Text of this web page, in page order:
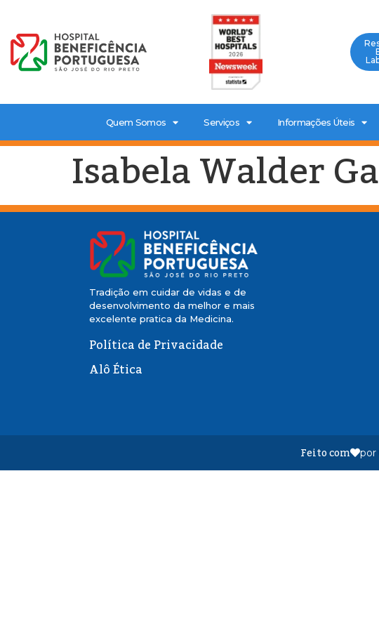
Quem Somos Serviços Informações Úteis
Isabela Walder
Tradição em cuidar de vidas e de
desenvolvimento da melhor e mais
excelente pratica da Medicina.
Política de Privacidade
Alô Ética
Feito com por